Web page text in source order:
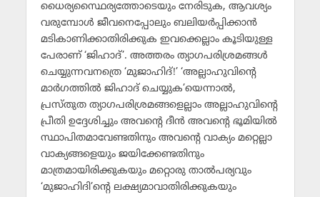
ധൈര്യസ്ഥൈര്യത്തോടെയും നേരിടുക, ആവശ്യം
വരുമ്പോള്‍ ജീവനെപ്പോലും ബലിയര്‍പ്പിക്കാന്‍
മടികാണിക്കാതിരിക്കുക ഇവക്കെല്ലാം കൂടിയുള്ള
പേരാണ് ‘ജിഹാദ്’. അത്തരം ത്യാഗപരിശ്രമങ്ങള്‍
ചെയ്യുന്നവനത്രെ ‘മുജാഹിദ്!’ ‘അല്ലാഹുവിന്റെ
മാര്‍ഗത്തില്‍ ജിഹാദ് ചെയ്യുക’യെന്നാല്‍,
പ്രസ്തുത ത്യാഗപരിശ്രമങ്ങളെല്ലാം അല്ലാഹുവിന്റെ
പ്രീതി ഉദ്ദേശിച്ചും അവന്റെ ദീന്‍ അവന്റെ ഭൂമിയില്‍
സ്ഥാപിതമാവേണ്ടതിനും അവന്റെ വാക്യം മറ്റെല്ലാ
വാക്യങ്ങളെയും ജയിക്കേണ്ടതിനും
മാത്രമായിരിക്കുകയും മറ്റൊരു താല്‍പര്യവും
‘മുജാഹിദി’ന്റെ ലക്ഷ്യമാവാതിരിക്കുകയും